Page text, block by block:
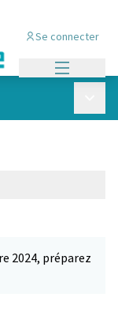
Se connecter
2024, préparez